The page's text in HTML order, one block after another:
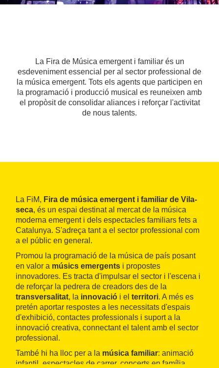
La Fira de Música emergent i familiar és un
esdeveniment essencial per al sector professional de
la música emergent. Tots els agents que participen en
la programació i producció musical es reuneixen amb
el propòsit de consolidar aliances i reforçar l'activitat
de nous talents.
La FiM, Fira de música emergent i familiar de Vila-
seca, és un espai destinat al mercat de la música
moderna emergent i dels espectacles familiars fets a
Catalunya. S'adreça tant a el sector professional com
a el públic en general.
Promou la programació de la música de país posant
en valor a músics emergents i propostes
innovadores. Es tracta d'impulsar el sector i l'escena i
de reforçar la pedrera de creadors des de la
transversalitat, la innovació i el territori. A més es
pretén aportar respostes a les necessitats d'espais
d'exhibició, contactes professionals i suport a la
innovació creativa, connectant el talent amb el sector
professional.
També hi ha lloc per a la música familiar: animació
infantil, espectacles de carrer, concerts en família,